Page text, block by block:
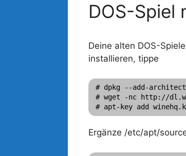
DOS-Spiel
Deine alten DOS-
installieren, tippe
# dpkg --add-
# wget -nc http://
Ergänze /etc/apt/